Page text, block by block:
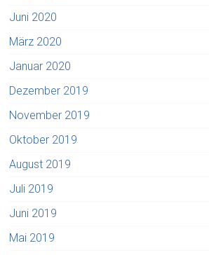
Juni 2020
März 2020
Januar 2020
Dezember 2019
November 2019
Oktober 2019
August 2019
Juli 2019
Juni 2019
Mai 2019